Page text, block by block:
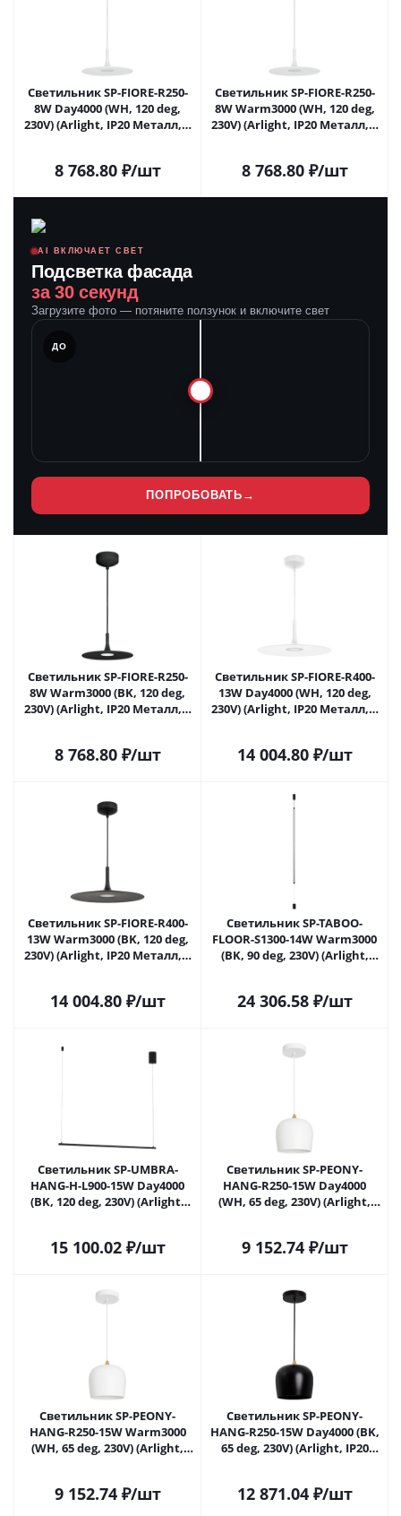
Светильник SP-FIORE-R250-
8W Day4000 (WH, 120 deg,
230V) (Arlight, IP20 Металл, 3
8 768.80₽/шт
Светильник SP-FIORE-R250-
8W Warm3000 (WH, 120 deg,
230V) (Arlight, IP20 Металл, 3
8 768.80₽/шт
AI ВКЛЮЧАЕТ СВЕТ
Подсветка фасада
за 30 секунд
Загрузите фото — потяните ползунок и включите свет
ДО
ПОПРОБОВАТЬ →
Светильник SP-FIORE-R250-
8W Warm3000 (BK, 120 deg,
230V) (Arlight, IP20 Металл, 3
8 768.80₽/шт
Светильник SP-FIORE-R400-
13W Day4000 (WH, 120 deg,
230V) (Arlight, IP20 Металл, 3
14 004.80₽/шт
Светильник SP-FIORE-R400-
13W Warm3000 (BK, 120 deg,
230V) (Arlight, IP20 Металл, 3
14 004.80₽/шт
Светильник SP-TABOO-
FLOOR-S1300-14W Warm3000
(BK, 90 deg, 230V) (Arlight,
24 306.58₽/шт
Светильник SP-UMBRA-
HANG-H-L900-15W Day4000
(BK, 120 deg, 230V) (Arlight,
15 100.02₽/шт
Светильник SP-PEONY-
HANG-R250-15W Day4000
(WH, 65 deg, 230V) (Arlight,
9 152.74₽/шт
Светильник SP-PEONY-
HANG-R250-15W Warm3000
(WH, 65 deg, 230V) (Arlight,
9 152.74₽/шт
Светильник SP-PEONY-
HANG-R250-15W Day4000 (BK,
65 deg, 230V) (Arlight, IP20
12 871.04₽/шт